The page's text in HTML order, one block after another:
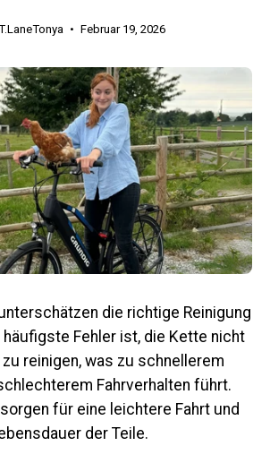
Februar 19, 2026
die richtige Reinigung
häufigste Fehler ist, die Kette nicht
reinigen, was zu schnellerem
Fahrverhalten führt.
für eine leichtere Fahrt und
der Teile.